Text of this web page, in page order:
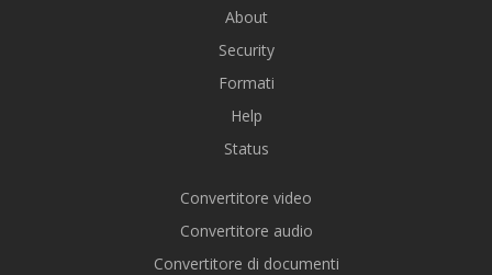
About
Security
Formati
Help
Status
Convertitore video
Convertitore audio
Convertitore di documenti